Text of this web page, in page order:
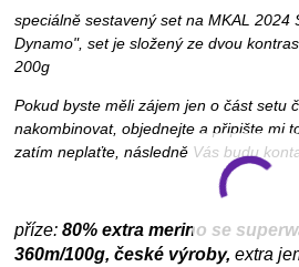
speciálně sestavený set na MKAL 2024
Dynamo", set je složený ze dvou
200g
Pokud byste měli zájem jen o část setu
nakombinovat, objednejte a připište mi
zatím neplaťte, následně Vás budu
příze: 80% extra merino se
360m/100g, české výroby, extra